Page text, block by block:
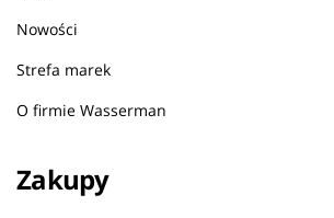
Nowości
Strefa marek
O firmie Wasserman
Zakupy